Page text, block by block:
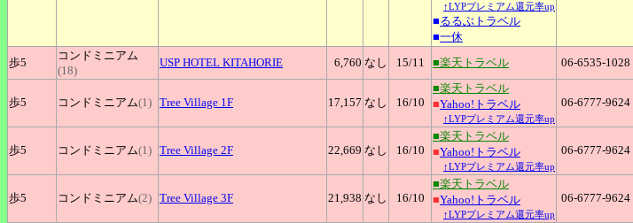
↑LYPプレミアム還元率up
■るるぶトラベル
■一休
歩5
コンドミニアム
(18)
USP HOTEL KITAHORIE 6,760 なし 15/11 ■楽天トラベル 06-6535-1028
歩5 コンドミニアム(1) Tree Village 1F 17,157 なし 16/10
■楽天トラベル
■Yahoo!トラベル
↑LYPプレミアム還元率up
06-6777-9624
歩5 コンドミニアム(1) Tree Village 2F 22,669 なし 16/10
■楽天トラベル
■Yahoo!トラベル
↑LYPプレミアム還元率up
06-6777-9624
歩5 コンドミニアム(2) Tree Village 3F 21,938 なし 16/10
■楽天トラベル
■Yahoo!トラベル
↑LYPプレミアム還元率up
06-6777-9624